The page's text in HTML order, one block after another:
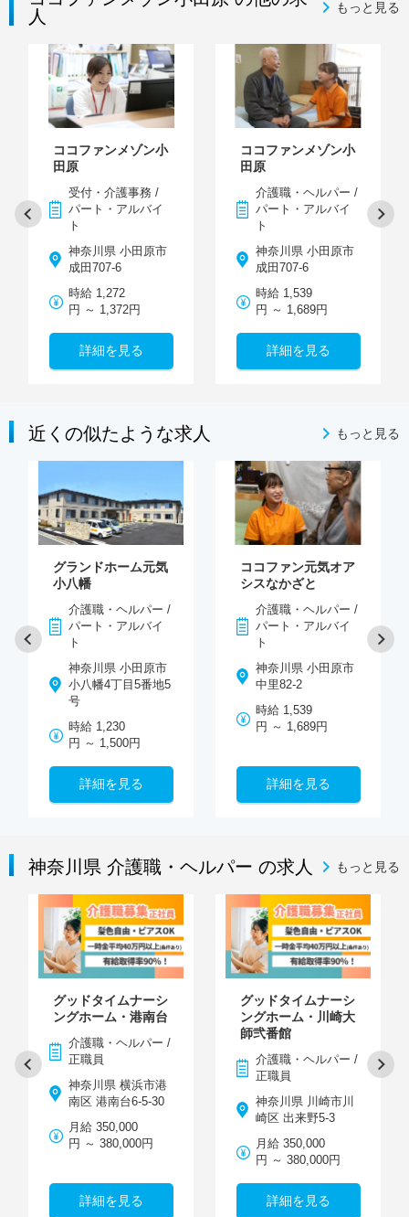
人
もっと見る
ココファンメゾン小
田原
受付・介護事務 /
パート・アルバイ
ト
神奈川県 小田原市
成田707-6
時給 1,272
円 ～ 1,372円
詳細を見る
ココファンメゾン小
田原
介護職・ヘルパー /
パート・アルバイ
ト
神奈川県 小田原市
成田707-6
時給 1,539
円 ～ 1,689円
詳細を見る
近くの似たような求人 もっと見る
グランドホーム元気
小八幡
介護職・ヘルパー /
パート・アルバイ
ト
神奈川県 小田原市
小八幡4丁目5番地5
号
時給 1,230
円 ～ 1,500円
詳細を見る
ココファン元気オア
シスなかざと
介護職・ヘルパー /
パート・アルバイ
ト
神奈川県 小田原市
中里82-2
時給 1,539
円 ～ 1,689円
詳細を見る
神奈川県 介護職・ヘルパー の求人 もっと見る
グッドタイムナーシ
ングホーム・港南台
介護職・ヘルパー /
正職員
神奈川県 横浜市港
南区 港南台6-5-30
月給 350,000
円 ～ 380,000円
詳細を見る
グッドタイムナーシ
ングホーム・川崎大
師弐番館
介護職・ヘルパー /
正職員
神奈川県 川崎市川
崎区 出来野5-3
月給 350,000
円 ～ 380,000円
詳細を見る